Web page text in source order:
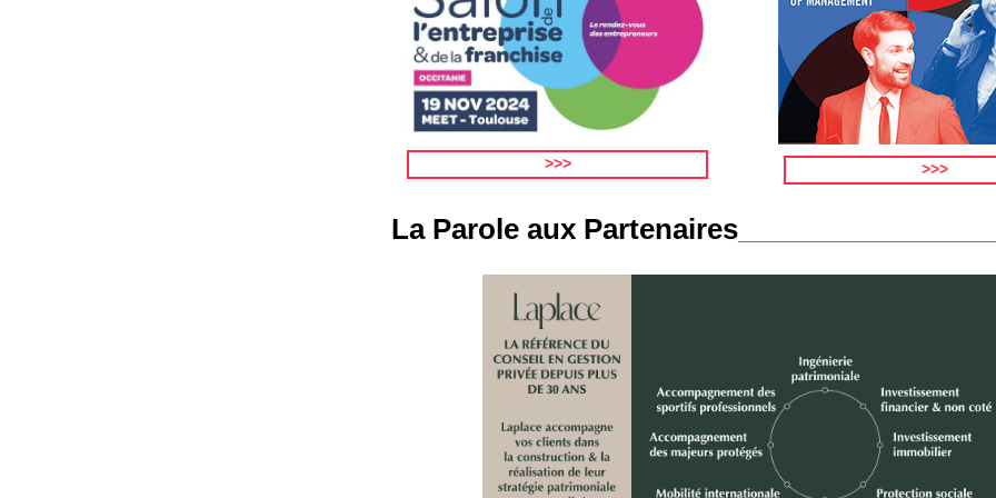
>>> >>>
La Parole aux Partenaires